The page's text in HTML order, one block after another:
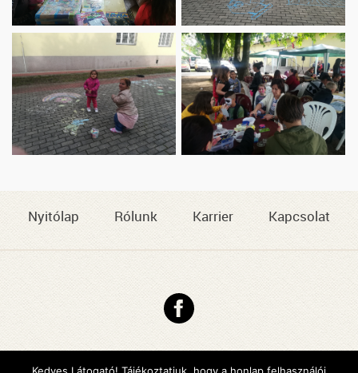
Nyitólap Rólunk Karrier Kapcsolat
Copyright © 2026 DMJV Család- és Gyermekjóléti Központja